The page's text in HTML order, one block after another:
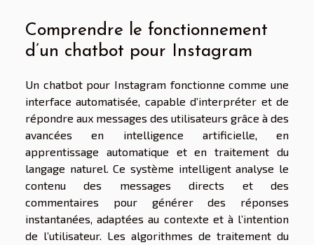
Comprendre le fonctionnement
d’un chatbot pour Instagram
Un chatbot pour Instagram fonctionne comme une
interface automatisée, capable d’interpréter et de
répondre aux messages des utilisateurs grâce à des
avancées en intelligence artificielle, en
apprentissage automatique et en traitement du
langage naturel. Ce système intelligent analyse le
contenu des messages directs et des
commentaires pour générer des réponses
instantanées, adaptées au contexte et à l’intention
de l’utilisateur. Les algorithmes de traitement du